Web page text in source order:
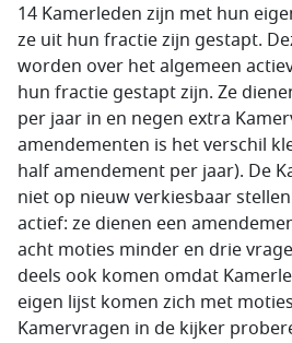
14 Kamerleden zijn met hun
ze uit hun fractie zijn gestapt.
worden over het algemeen
hun fractie gestapt zijn. Ze
per jaar in en negen extra
amendementen is het verschil
half amendement per jaar). De
niet op nieuw verkiesbaar
actief: ze dienen een
acht moties minder en drie
deels ook komen omdat
eigen lijst komen zich met
Kamervragen in de kijker